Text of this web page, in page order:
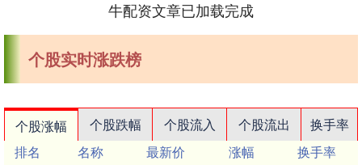
牛配资文章已加载完成
个股实时涨跌榜
个股涨幅 个股跌幅 个股流入 个股流出
换手率
排名
名称 最新价 涨幅
换手率